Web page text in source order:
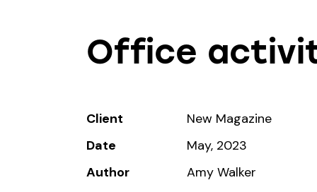
Office
Client
New Magazine
Date
May, 2023
Author
Amy Walker